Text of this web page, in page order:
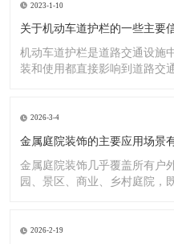
2023-1-10
关于机动车道护栏的一些主要
机动车道护栏是道路交通设施
装和使用都直接影响到道路交
2026-3-4
金属庭院装饰的主要应用场景
金属庭院装饰几乎覆盖所有户
园、景区、商业、乡村庭院，
2026-2-19